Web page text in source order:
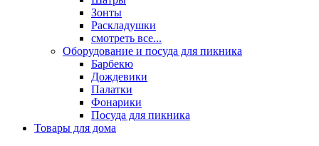
Зонты
Раскладушки
смотреть все...
Оборудование и посуда для пикника
Барбекю
Дождевики
Палатки
Фонарики
Посуда для пикника
Товары для дома